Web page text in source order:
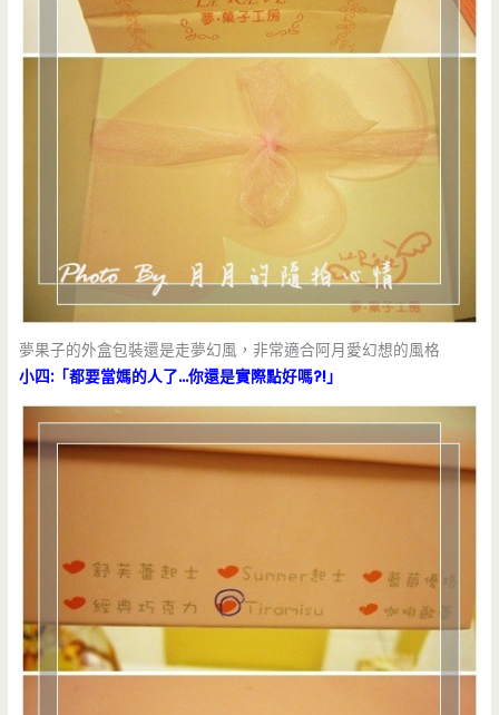
夢果子的外盒包裝還是走夢幻風，非常適合阿月愛幻想的風格
小四:「都要當媽的人了…你還是實際點好嗎?!」